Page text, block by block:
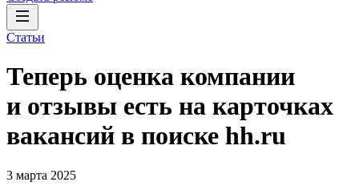
Статьи
Теперь оценка компании
и отзывы есть на карточках
вакансий в поиске hh.ru
3 марта 2025